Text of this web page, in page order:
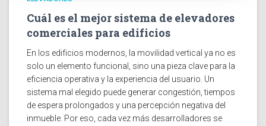
Cuál es el mejor sistema de elevadores
comerciales para edificios
En los edificios modernos, la movilidad vertical ya no es
solo un elemento funcional, sino una pieza clave para la
eficiencia operativa y la experiencia del usuario. Un
sistema mal elegido puede generar congestión, tiempos
de espera prolongados y una percepción negativa del
inmueble. Por eso, cada vez más desarrolladores se